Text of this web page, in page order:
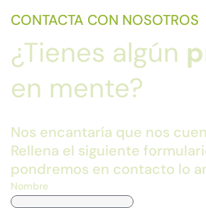
CONTACTA CON NOSOTROS
¿Tienes algún
en mente?
Nos encantaría que nos
Rellena el siguiente
pondremos en contacto lo
Nombre